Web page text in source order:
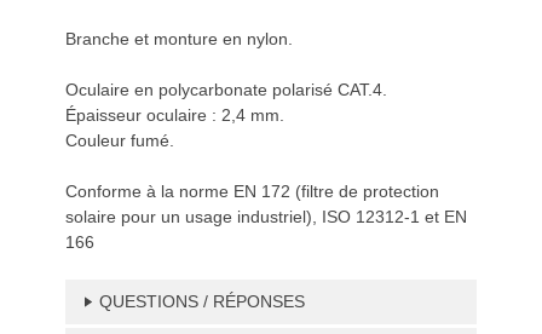
Branche et monture en nylon.
Oculaire en polycarbonate polarisé CAT.4.
Épaisseur oculaire : 2,4 mm.
Couleur fumé.
Conforme à la norme EN 172 (filtre de protection
solaire pour un usage industriel), ISO 12312-1 et EN
166
QUESTIONS / RÉPONSES